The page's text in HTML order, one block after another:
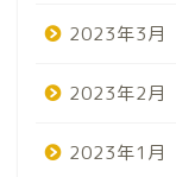
2023年3月
2023年2月
2023年1月